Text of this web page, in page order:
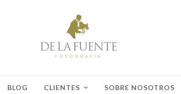
BLOG CLIENTES SOBRE NOSOTROS